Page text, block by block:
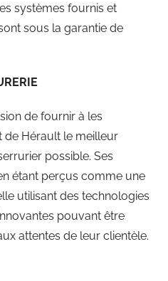
systèmes fournis et
sous la garantie de
de fournir à les
de Hérault le meilleur
possible. Ses
étant perçus comme une
utilisant des technologies
pouvant être
attentes de leur clientèle.